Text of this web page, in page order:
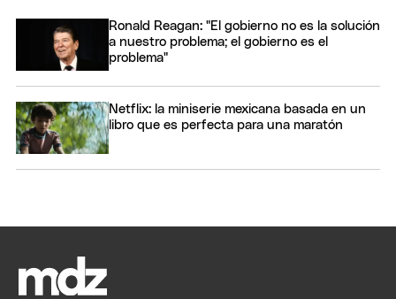
Ronald Reagan: "El gobierno no es la solución
a nuestro problema; el gobierno es el
problema"
Netflix: la miniserie mexicana basada en un
libro que es perfecta para una maratón